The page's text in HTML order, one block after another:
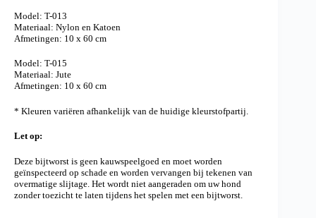
Model: T-013
Materiaal: Nylon en Katoen
Afmetingen: 10 x 60 cm
Model: T-015
Materiaal: Jute
Afmetingen: 10 x 60 cm
* Kleuren variëren afhankelijk van de huidige kleurstofpartij.
Let op:
Deze bijtworst is geen kauwspeelgoed en moet worden
geïnspecteerd op schade en worden vervangen bij tekenen van
overmatige slijtage. Het wordt niet aangeraden om uw hond
zonder toezicht te laten tijdens het spelen met een bijtworst.